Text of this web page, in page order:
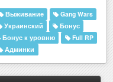
Выживание
Gang Wars
Украинский
Бонус
Бонус к уровню
Full RP
Админки